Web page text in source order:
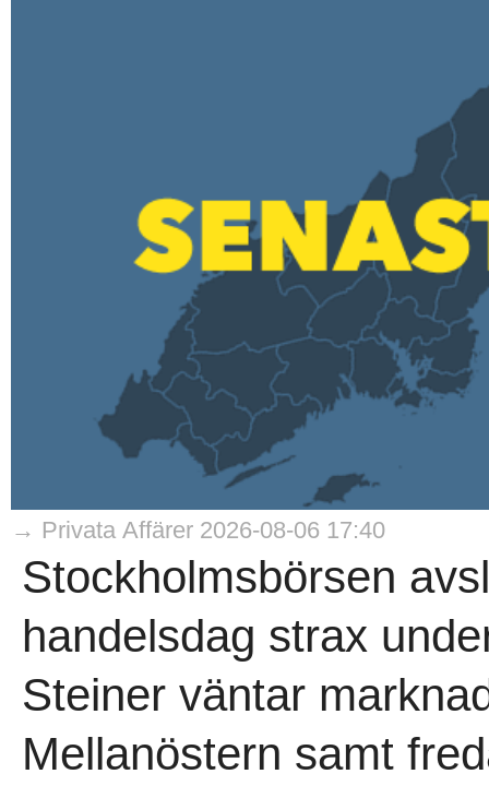
→ Privata Affärer 2026-08-06 17:40
Stockholmsbörsen
handelsdag strax
Steiner väntar
Mellanöstern samt